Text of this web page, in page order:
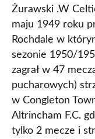
Żurawski .W
maju 1949 roku
Rochdale w
sezonie 1950/
zagrał w 47
pucharowych)
w Congleton
Altrincham F.C.
tylko 2 mecze i